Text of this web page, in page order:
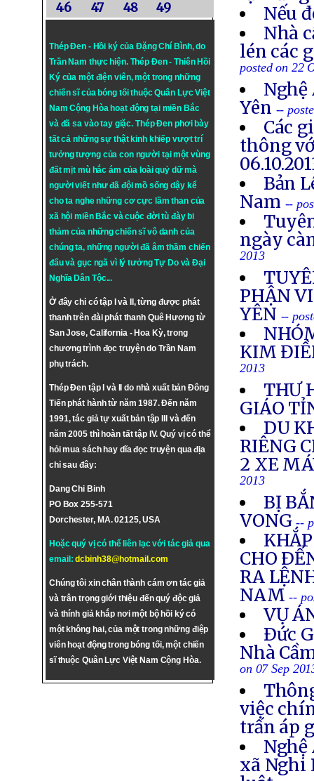
46
47 48 49
Thép Đen - Hồi ký của Đặng Chí Bình, do
Trần Nam thực hiện. Thép Đen- Thiên Hồi
Ký của một điện viên, một trong những
chiến sĩ của bóng tối thuộc Quân Lực Việt
Nam Cộng Hòa hoạt động tại miền Bắc
và đã sa vào tay giặc. Thép Đen phơi bày
tất cả những sự thật kinh khiếp vượt trí
tưởng tượng của con người tại một vùng
đất mịt mù hắc ám của loài quỷ dữ mà
người viết như đã đội mồ sống dậy kể
cho ta nghe những cơ cực lầm than của
xã hội miền Bắc và cuộc đời tù đày bi
thảm của những chiến sĩ vô danh của
chúng ta, những người đã âm thầm chiến
đấu và gục ngã vì lý tưởngTự DovàĐại
Nghĩa Dân Tộc...
Ở đây chỉ có tập I và II, từng được phát
thanh trên đài phát thanh Quê Hương từ
San Jose, California - Hoa Kỳ, trong
chương trình đọc truyện do Trần Nam
phụ trách.
Thép Đen tập I và II do nhà xuất bản Đông
Tiến phát hành từ năm 1987. Đến năm
1991, tác giả tự xuất bản tập III và đến
năm 2005 thì hoàn tất tập IV. Quý vị có thể
hỏi mua sách hay dĩa đọc truyện qua địa
chỉ sau đây:
Dang Chi Binh
PO Box 255-571
Dorchester, MA. 02125, USA
Hoặc quý vị có thể liên lạc với tác giả qua
email:dcbinh38@hotmail.com
Chúng tôi xin chân thành cám ơn tác giả
và trân trọng giới thiệu đến quý độc giả
và thính giả khắp nơi một bộ hồi ký có
một không hai, của một trong những điệp
viên hoạt động trong bóng tối, một chiến
sĩ thuộc Quân Lực Việt Nam Cộng Hòa.
Nếu
Nhà
lén các
posted on 22
Nghệ
Yên --
Các
thông
Bản
Nam --
ngày
2013
PHẬN
YÊN --
KIM
2013
THƯ
GIÁO
DU
RIÊNG
2 XE
2013
BỊ
VONG --
CHO
RA
NAM--
VỤ
Ðức
Nhà
on 07 Sep
việc
trấn áp
Nghệ
xã Nghi